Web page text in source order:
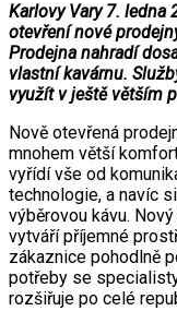
Karlovy Vary 7. ledna
otevření nové
Prodejna nahradí
vlastní kavárnu.
využít v ještě větším
Nově otevřená
mnohem větší
vyřídí vše od
technologie, a navíc
výběrovou kávu.
vytváří příjemné
zákaznice pohodlně
potřeby se
rozšiřuje po celé